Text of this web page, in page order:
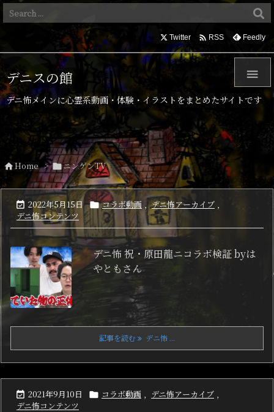

Twitter  RSS Feedly
デニスの館
デニ怖メインに心霊系動画・体験・イラストをまとめたサイトです
Home > ニンゲンTV
 2022年5月15日  コラボ動画 , デニ怖アーカイブ ,
デニ怖コンテンツ
デニ怖 祝・原田龍ニコラボ検証 byは
やともさん
記事を読む デニ怖 ...
 2021年9月10日  コラボ動画 , デニ怖アーカイブ ,
デニ怖コンテンツ